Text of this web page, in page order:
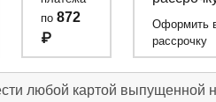
по 872
₽
Оформить
рассрочку
любой картой выпущенной